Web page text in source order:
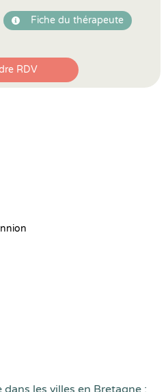
Fiche du thérapeute
RDV
les villes en Bretagne :